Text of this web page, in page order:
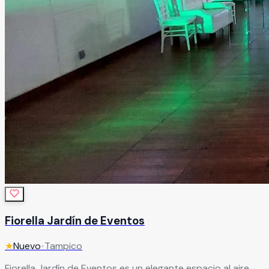
Fiorella Jardín de Eventos
★Nuevo•Tampico